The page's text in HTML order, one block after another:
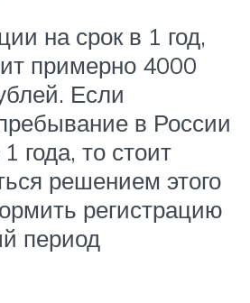
на срок в 1 год,
примерно 4000
Если
в России
года, то стоит
решением этого
регистрацию
период